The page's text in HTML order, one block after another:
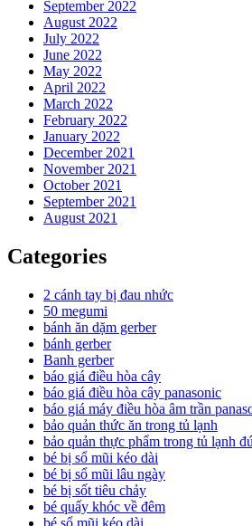
September 2022
August 2022
July 2022
June 2022
May 2022
April 2022
March 2022
February 2022
January 2022
December 2021
November 2021
October 2021
September 2021
August 2021
Categories
2 cánh tay bị đau nhức
50 megumi
bánh ăn dặm gerber
bánh gerber
Banh gerber
báo giá điều hòa cây
báo giá điều hòa cây panasonic
báo giá máy điều hòa âm trần
bảo quản thức ăn trong tủ lạnh
bảo quản thực phẩm trong tủ lạnh
bé bị sổ mũi kéo dài
bé bị sổ mũi lâu ngày
bé bị sốt tiêu chảy
bé quấy khóc về đêm
bé sổ mũi kéo dài